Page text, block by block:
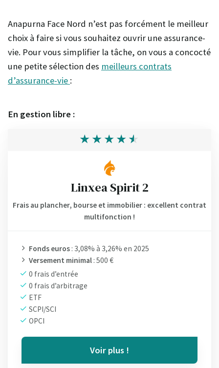
Anapurna Face Nord n’est pas forcément le meilleur
choix à faire si vous souhaitez ouvrir une assurance-
vie. Pour vous simplifier la tâche, on vous a concocté
une petite sélection des meilleurs contrats
d’assurance-vie :
En gestion libre :
Linxea Spirit 2
Frais au plancher, bourse et immobilier : excellent contrat
multifonction !
Fonds euros : 3,08% à 3,26% en 2025
Versement minimal : 500 €
0 frais d’entrée
0 frais d’arbitrage
ETF
SCPI/SCI
OPCI
Voir plus !